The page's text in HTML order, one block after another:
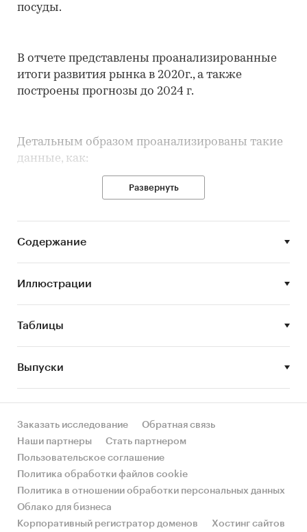
посуды.
В отчете представлены проанализированные
итоги развития рынка в 2020г., а также
построены прогнозы до 2024 г.
Детальным образом проанализированы такие
данные, как:
• Производственные показатели
• Анализ участников рынка
• Тенденции и прогнозы развития
маркетологи-аналитики, менеджеры по
маркетингу, менеджеры по маркетинговым
исследованиям работающие в сфере
производства одноразовой посуды;
директора по маркетингу, директора по
продажам компаний, работающих в сфере
производства одноразовой посуды;
Развернуть
Содержание
Иллюстрации
Таблицы
Выпуски
Заказать исследование
Обратная связь
Наши партнеры
Стать партнером
Пользовательское соглашение
Политика обработки файлов cookie
Политика в отношении обработки персональных данных
Облако для бизнеса
Корпоративный регистратор доменов
Хостинг сайтов